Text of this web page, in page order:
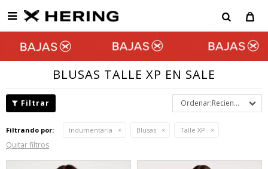

BLUSAS TALLE XP EN SALE
Recientes
Filtrando por: Indumentaria Blusas Talle XP
Quitar filtros